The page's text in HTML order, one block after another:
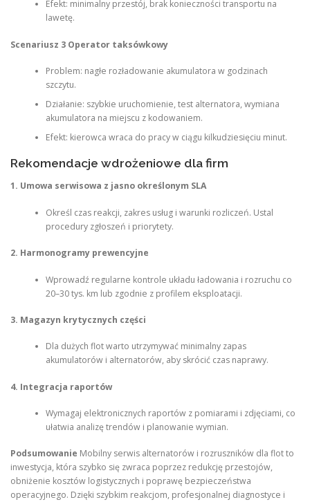
Efekt: minimalny przestój, brak konieczności transportu na
lawetę.
Scenariusz 3 Operator taksówkowy
Problem: nagłe rozładowanie akumulatora w godzinach
szczytu.
Działanie: szybkie uruchomienie, test alternatora, wymiana
akumulatora na miejscu z kodowaniem.
Efekt: kierowca wraca do pracy w ciągu kilkudziesięciu minut.
Rekomendacje wdrożeniowe dla firm
1. Umowa serwisowa z jasno określonym SLA
Określ czas reakcji, zakres usług i warunki rozliczeń. Ustal
procedury zgłoszeń i priorytety.
2. Harmonogramy prewencyjne
Wprowadź regularne kontrole układu ładowania i rozruchu co
20–30 tys. km lub zgodnie z profilem eksploatacji.
3. Magazyn krytycznych części
Dla dużych flot warto utrzymywać minimalny zapas
akumulatorów i alternatorów, aby skrócić czas naprawy.
4. Integracja raportów
Wymagaj elektronicznych raportów z pomiarami i zdjęciami, co
ułatwia analizę trendów i planowanie wymian.
Podsumowanie Mobilny serwis alternatorów i rozruszników dla flot to
inwestycja, która szybko się zwraca poprzez redukcję przestojów,
obniżenie kosztów logistycznych i poprawę bezpieczeństwa
operacyjnego. Dzięki szybkim reakcjom, profesjonalnej diagnostyce i